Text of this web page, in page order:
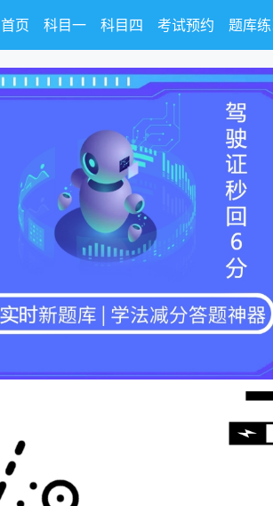
首页 科目一 科目四 考试预约 题库